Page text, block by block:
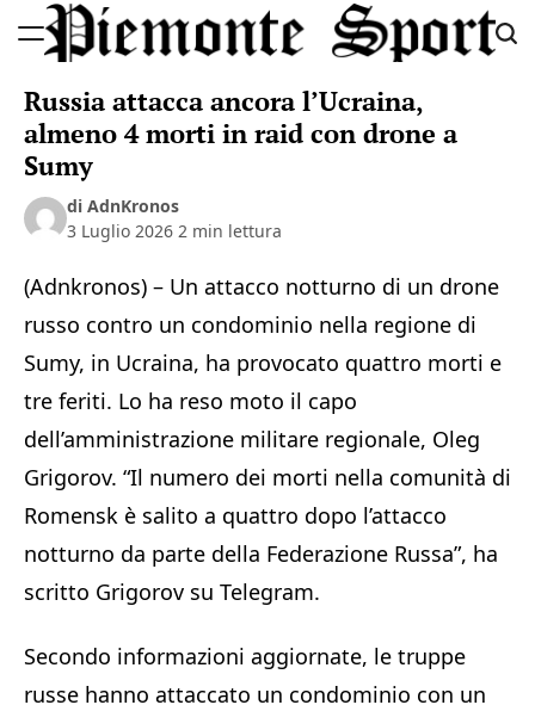
to
Sport
Russia attacca ancora l’Ucraina,
almeno 4 morti in raid con drone a
Sumy
di AdnKronos
3 Luglio 2026 2 min lettura
(Adnkronos) – Un attacco notturno di un drone
russo contro un condominio nella regione di
Sumy, in Ucraina, ha provocato quattro morti e
tre feriti. Lo ha reso moto il capo
dell’amministrazione militare regionale, Oleg
Grigorov. “Il numero dei morti nella comunità di
Romensk è salito a quattro dopo l’attacco
notturno da parte della Federazione Russa”, ha
scritto Grigorov su Telegram.
Secondo informazioni aggiornate, le truppe
russe hanno attaccato un condominio con un